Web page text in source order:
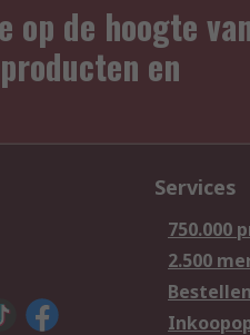
op de hoogte
en
Services
750.000
2.500
Bestellen